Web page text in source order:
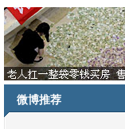
微博推荐